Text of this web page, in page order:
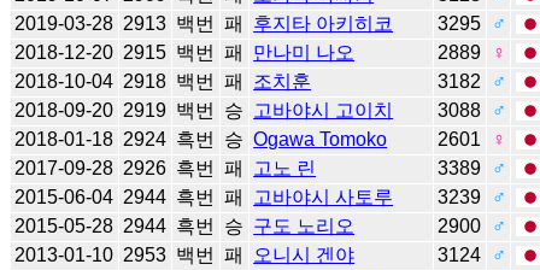
2019-03-28 2913 백번 패 후지타 아키히코 3295
♂
2018-12-20 2915 백번 패 만나미 나오 2889
♀
2018-10-04 2918 백번 패 조치훈 3182
♂
2018-09-20 2919 백번 승 고바야시 고이치 3088
♂
2018-01-18 2924 흑번 승 Ogawa Tomoko 2601
♀
2017-09-28 2926 흑번 패 고노 린 3389
♂
2015-06-04 2944 흑번 패 고바야시 사토루 3239
♂
2015-05-28 2944 흑번 승 구도 노리오 2900
♂
2013-01-10 2953 백번 패 오니시 겐야 3124
♂